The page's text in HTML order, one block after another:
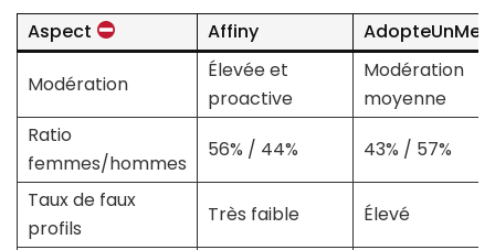
Aspect Affiny AdopteUnMec
Modération
Élevée et
proactive
Modération
moyenne
Ratio
femmes/hommes
56% / 44%
43% / 57%
Taux de faux
profils
Très faible
Élevé